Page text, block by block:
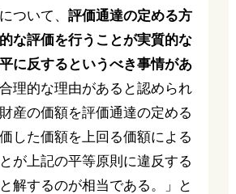
ついて、 評価通達の定める方
な評価を行うことが実質的な
に反するというべき事情があ
理的な理由があると認められ
産の価額を評価通達の定める
した価額を上回る価額による
が上記の平等原則に違反する
解するのが相当である。」と